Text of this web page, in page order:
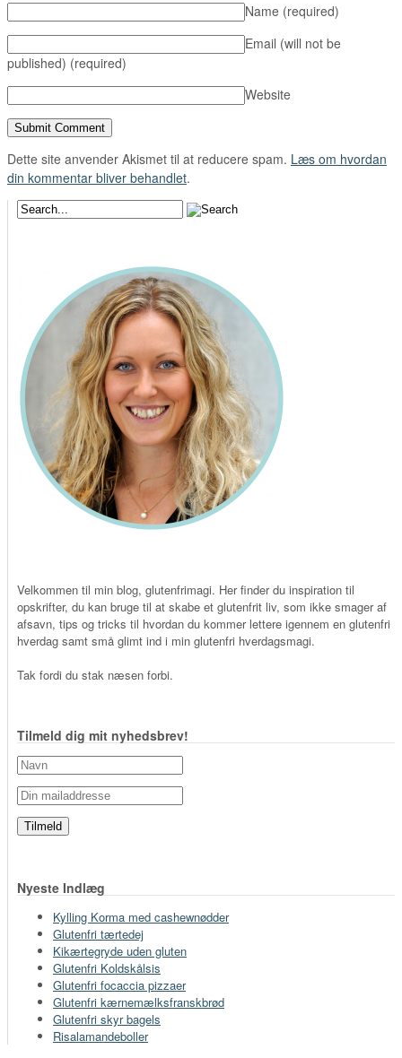
Name (required)
Email (will not be
published) (required)
Website
Dette site anvender Akismet til at reducere spam. Læs om hvordan
din kommentar bliver behandlet.
Velkommen til min blog, glutenfrimagi. Her finder du inspiration til
opskrifter, du kan bruge til at skabe et glutenfrit liv, som ikke smager af
afsavn, tips og tricks til hvordan du kommer lettere igennem en glutenfri
hverdag samt små glimt ind i min glutenfri hverdagsmagi.
Tak fordi du stak næsen forbi.
Tilmeld dig mit nyhedsbrev!
Nyeste Indlæg
Kylling Korma med cashewnødder
Glutenfri tærtedej
Kikærtegryde uden gluten
Glutenfri Koldskålsis
Glutenfri focaccia pizzaer
Glutenfri kærnemælksfranskbrød
Glutenfri skyr bagels
Risalamandeboller